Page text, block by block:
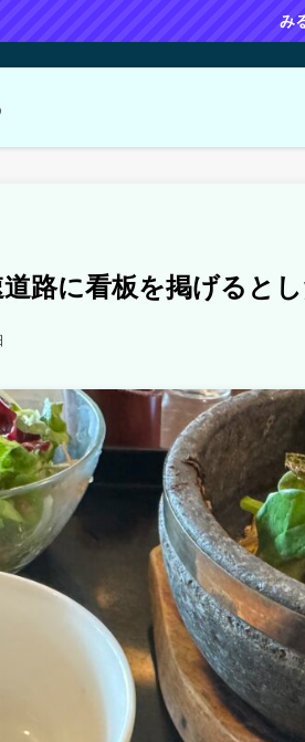
み
路に看板を掲げると